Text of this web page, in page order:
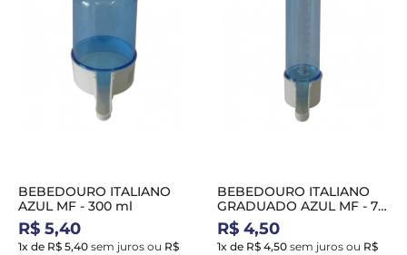
BEBEDOURO ITALIANO
AZUL MF - 300 ml
R$ 5,40
1x de R$ 5,40 sem juros ou R$
BEBEDOURO ITALIANO
GRADUADO AZUL MF - 75
ml
R$ 4,50
1x de R$ 4,50 sem juros ou R$